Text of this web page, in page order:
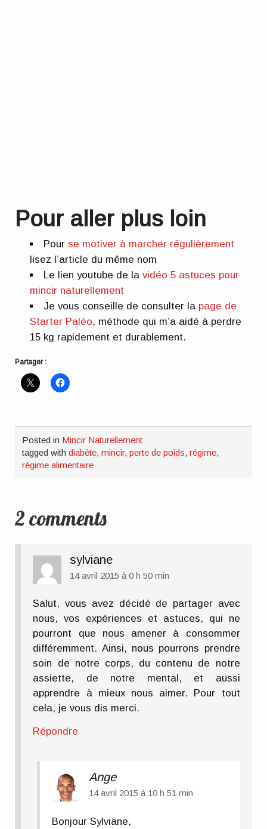
Pour aller plus loin
Pour se motiver à marcher régulièrement
lisez l’article du même nom
Le lien youtube de lavidéo 5 astuces pour
mincir naturellement
Je vous conseille de consulter la page de
Starter Paléo, méthode qui m’a aidé à perdre
15 kg rapidement et durablement.
Partager :
Posted in Mincir Naturellement
tagged withdiabète,mincir,perte de poids,régime,
régime alimentaire
2 comments
sylviane
14 avril 2015 à 0 h 50 min
Salut, vous avez décidé de partager avec
nous, vos expériences et astuces, qui ne
pourront que nous amener à consommer
différemment. Ainsi, nous pourrons prendre
soin de notre corps, du contenu de notre
assiette, de notre mental, et aussi
apprendre à mieux nous aimer. Pour tout
cela, je vous dis merci.
Répondre
Ange
14 avril 2015 à 10 h 51 min
Bonjour Sylviane,